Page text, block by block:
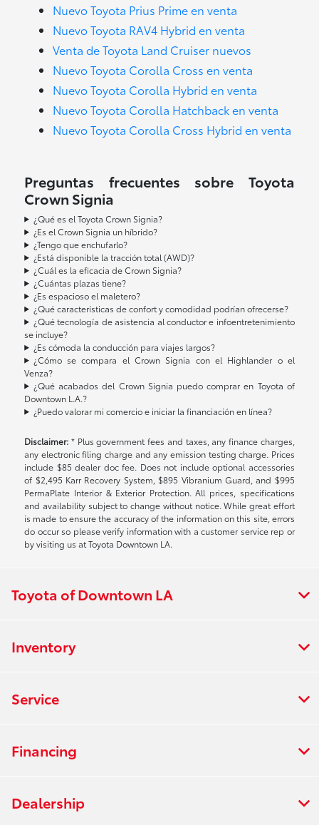
Nuevo Toyota Prius Prime en venta
Nuevo Toyota RAV4 Hybrid en venta
Venta de Toyota Land Cruiser nuevos
Nuevo Toyota Corolla Cross en venta
Nuevo Toyota Corolla Hybrid en venta
Nuevo Toyota Corolla Hatchback en venta
Nuevo Toyota Corolla Cross Hybrid en venta
Preguntas frecuentes sobre Toyota
Crown Signia
¿Qué es el Toyota Crown Signia?
¿Es el Crown Signia un híbrido?
¿Tengo que enchufarlo?
¿Está disponible la tracción total (AWD)?
¿Cuál es la eficacia de Crown Signia?
¿Cuántas plazas tiene?
¿Es espacioso el maletero?
¿Qué características de confort y comodidad podrían ofrecerse?
¿Qué tecnología de asistencia al conductor e infoentretenimiento
se incluye?
¿Es cómoda la conducción para viajes largos?
¿Cómo se compara el Crown Signia con el Highlander o el
Venza?
¿Qué acabados del Crown Signia puedo comprar en Toyota of
Downtown L.A.?
¿Puedo valorar mi comercio e iniciar la financiación en línea?
Disclaimer: * Plus government fees and taxes, any finance charges,
any electronic filing charge and any emission testing charge. Prices
include $85 dealer doc fee. Does not include optional accessories
of $2,495 Karr Recovery System, $895 Vibranium Guard, and $995
PermaPlate Interior & Exterior Protection. All prices, specifications
and availability subject to change without notice. While great effort
is made to ensure the accuracy of the information on this site, errors
do occur so please verify information with a customer service rep or
by visiting us at Toyota Downtown LA.
Toyota of Downtown LA
Inventory
Service
Financing
Dealership